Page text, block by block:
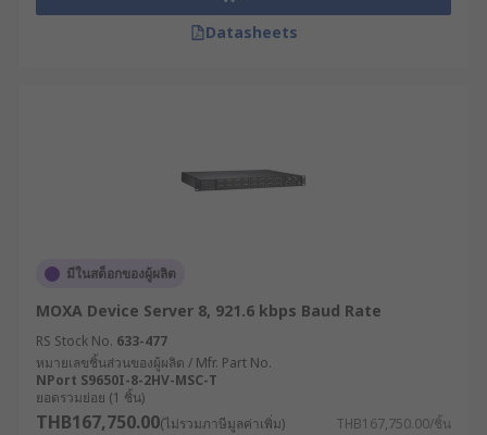
Datasheets
มีในสต็อกของผู้ผลิต
MOXA Device Server 8, 921.6 kbps Baud Rate
RS Stock No. 633-477
หมายเลขชิ้นส่วนของผู้ผลิต / Mfr. Part No.
NPort S9650I-8-2HV-MSC-T
ยอดรวมย่อย (1 ชิ้น)
THB167,750.00(ไม่รวมภาษีมูลค่าเพิ่ม) THB167,750.00/ชิ้น